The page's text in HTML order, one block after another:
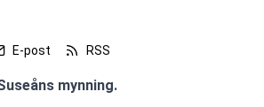
E-post RSS
mynning.